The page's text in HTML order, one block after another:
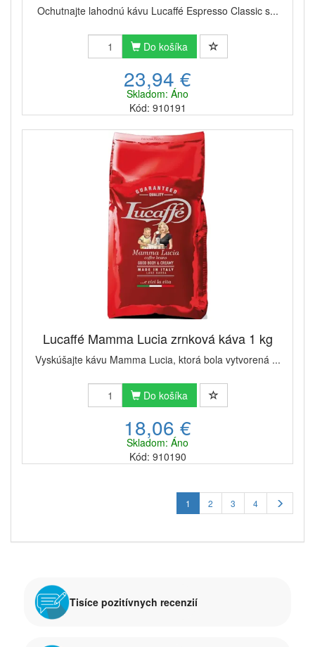
Ochutnajte lahodnú kávu Lucaffé Espresso Classic s...
Do košíka
23,94 €
Skladom: Áno
Kód: 910191
Lucaffé Mamma Lucia zrnková káva 1 kg
Vyskúšajte kávu Mamma Lucia, ktorá bola vytvorená ...
Do košíka
18,06 €
Skladom: Áno
Kód: 910190
1 2 3 4
Tisíce pozitívnych recenzií